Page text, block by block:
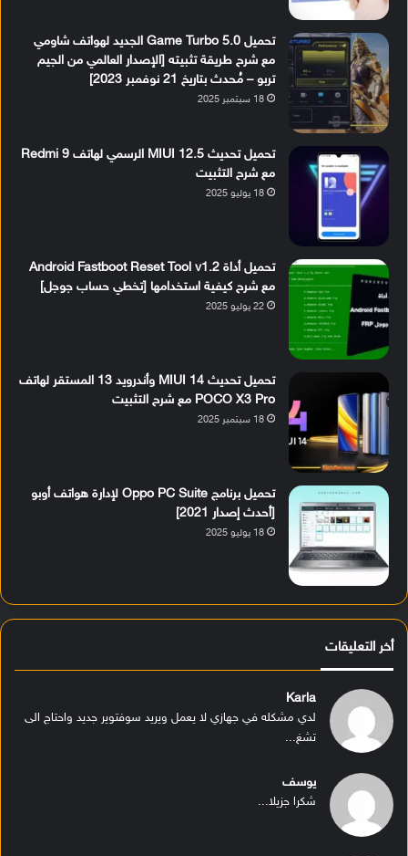
تحميل Game Turbo 5.0 الجديد لهواتف شاومي
مع شرح طريقة تثبيته [الإصدار العالمي من الجيم
تربو – مُحدث بتاريخ 21 نوفمبر 2023]
18 سبتمبر 2025
تحميل تحديث MIUI 12.5 الرسمي لهاتف Redmi 9
مع شرح التثبيت
18 يوليو 2025
تحميل أداة Android Fastboot Reset Tool v1.2
مع شرح كيفية استخدامها [تخطي حساب جوجل]
22 يوليو 2025
تحميل تحديث MIUI 14 وأندرويد 13 المستقر لهاتف
POCO X3 Pro مع شرح التثبيت
18 سبتمبر 2025
تحميل برنامج Oppo PC Suite لإدارة هواتف أوبو
[أحدث إصدار 2021]
18 يوليو 2025
أخر التعليقات
Karla
لدي مشكله في جهازي لا يعمل ويريد سوفتوير جديد واحتاج الى
تشغ...
يوسف
شكرا جزيلا...